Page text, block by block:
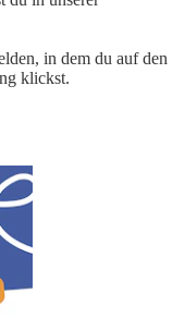
in dem du auf den
klickst.